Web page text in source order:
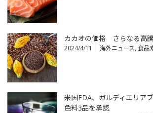
カカオの価格 さらなる高
2024/4/11 海外ニュース, 食品
米国FDA、ガルディエリア
色料3品を承認